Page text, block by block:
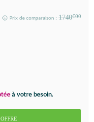
Prix de comparaison : 1740€00
à votre besoin.